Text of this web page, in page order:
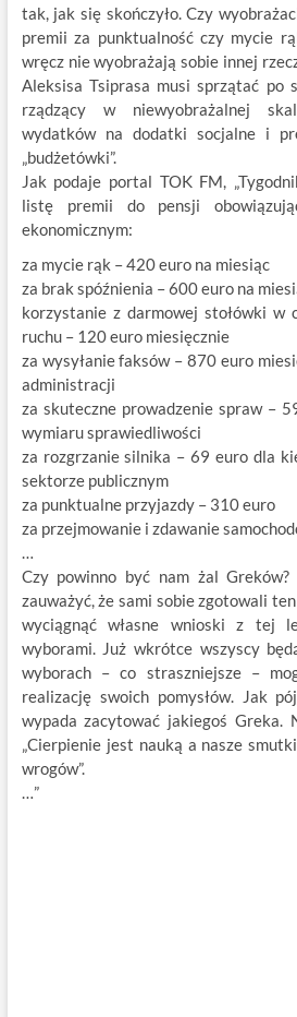
tak, jak się skończyło. Czy
premii za punktualność czy mycie
wręcz nie wyobrażają sobie innej
Aleksisa Tsiprasa musi sprzątać po
rządzący w niewyobrażalnej
wydatków na dodatki socjalne i
„budżetówki”.
Jak podaje portal TOK FM,
listę premii do pensji
ekonomicznym:
za mycie rąk – 420 euro na miesiąc
za brak spóźnienia – 600 euro na
korzystanie z darmowej stołówki w
ruchu – 120 euro miesięcznie
za wysyłanie faksów – 870 euro
administracji
za skuteczne prowadzenie spraw –
wymiaru sprawiedliwości
za rozgrzanie silnika – 69 euro dla
sektorze publicznym
za punktualne przyjazdy – 310 euro
za przejmowanie i zdawanie
…
Czy powinno być nam żal
zauważyć, że sami sobie zgotowali
wyciągnąć własne wnioski z tej
wyborami. Już wkrótce wszyscy
wyborach – co straszniejsze –
realizację swoich pomysłów. Jak
wypada zacytować jakiegoś Greka.
„Cierpienie jest nauką a nasze
wrogów”.
…”